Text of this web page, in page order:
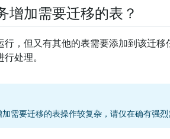
增加需要迁移的表？
，但又有其他的表需要添加到该迁
处理。
需要迁移的表操作较复杂，请仅在确有强烈